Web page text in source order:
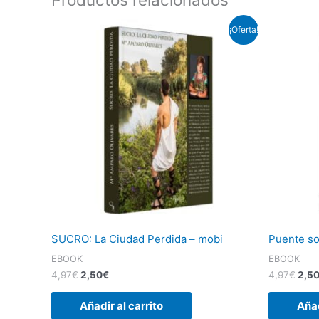
¡Oferta!
SUCRO: La Ciudad Perdida – mobi
EBOOK
4,97€
precio
original
4,97€.
2,50€
El
precio
actual
es:
2,50€.
Añadir al carrito
Puente
EBOOK
4,97€2,50